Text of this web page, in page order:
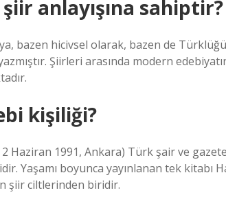
anlayışına sahiptir?
bazen hicivsel olarak, bazen de
Şiirleri arasında modern
kişiliği?
Haziran 1991, Ankara) Türk şair ve
Yaşamı boyunca yayınlanan tek kitabı
şiir ciltlerinden biridir.